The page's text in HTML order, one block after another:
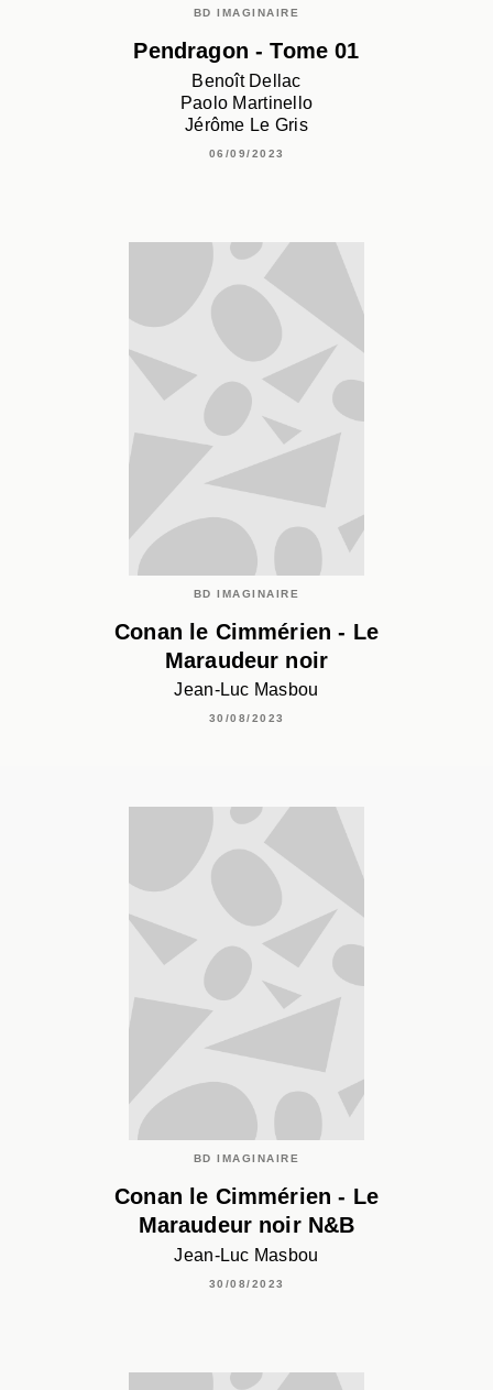
BD IMAGINAIRE
Pendragon - Tome 01
Benoît Dellac
Paolo Martinello
Jérôme Le Gris
06/09/2023
BD IMAGINAIRE
Conan le Cimmérien - Le
Maraudeur noir
Jean-Luc Masbou
30/08/2023
BD IMAGINAIRE
Conan le Cimmérien - Le
Maraudeur noir N&B
Jean-Luc Masbou
30/08/2023